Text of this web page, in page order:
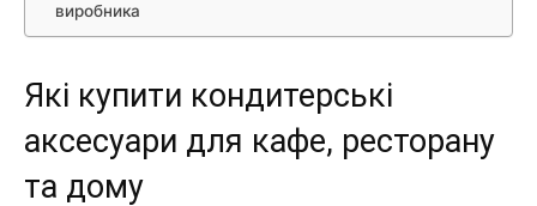
виробника
Які купити кондитерські
аксесуари для кафе, ресторану
та дому